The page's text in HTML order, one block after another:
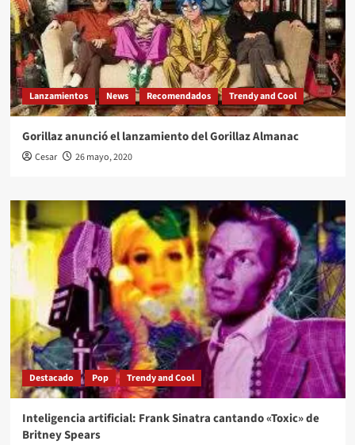
Lanzamientos News Recomendados Trendy and Cool
Gorillaz anunció el lanzamiento del Gorillaz Almanac
Cesar 26 mayo, 2020
Destacado Pop Trendy and Cool
Inteligencia artificial: Frank Sinatra cantando «Toxic» de
Britney Spears